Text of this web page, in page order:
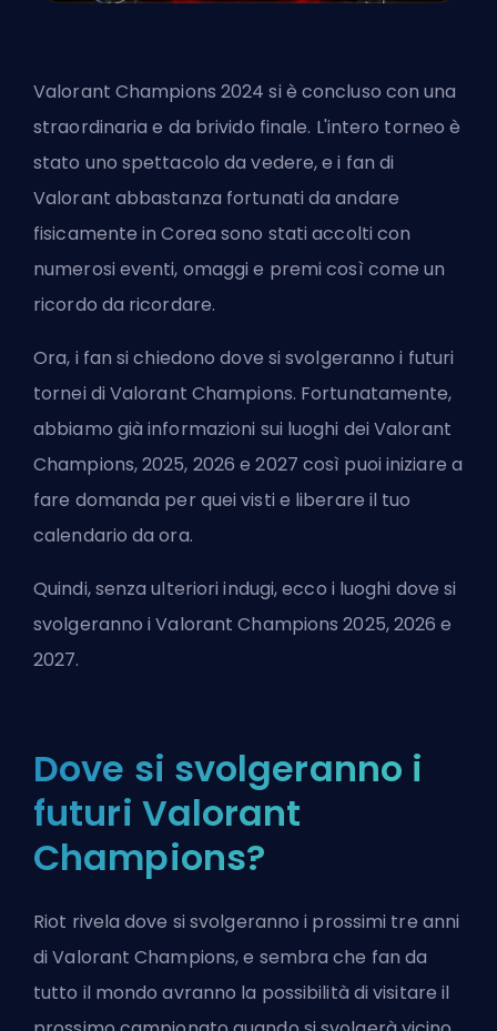
Valorant Champions 2024 si è concluso con una
straordinaria e da brivido finale. L'intero torneo è
stato uno spettacolo da vedere, e i fan di
Valorant abbastanza fortunati da andare
fisicamente in Corea sono stati accolti con
numerosi eventi, omaggi e premi così come un
ricordo da ricordare.
Ora, i fan si chiedono dove si svolgeranno i futuri
tornei di Valorant Champions. Fortunatamente,
abbiamo già informazioni sui luoghi dei Valorant
Champions, 2025, 2026 e 2027 così puoi iniziare a
fare domanda per quei visti e liberare il tuo
calendario da ora.
Quindi, senza ulteriori indugi, ecco i luoghi dove si
svolgeranno i Valorant Champions 2025, 2026 e
2027.
Dove si svolgeranno i
futuri Valorant
Champions?
Riot rivela dove si svolgeranno i prossimi tre anni
di Valorant Champions, e sembra che fan da
tutto il mondo avranno la possibilità di visitare il